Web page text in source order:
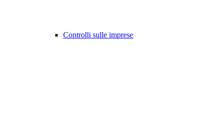
Controlli sulle imprese